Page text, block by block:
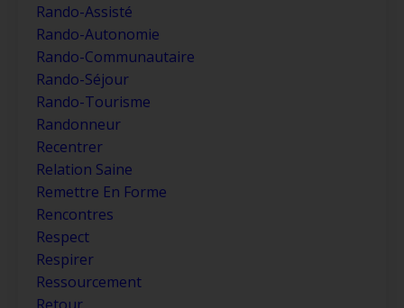
Rando-Assisté
Rando-Autonomie
Rando-Communautaire
Rando-Séjour
Rando-Tourisme
Randonneur
Recentrer
Relation Saine
Remettre En Forme
Rencontres
Respect
Respirer
Ressourcement